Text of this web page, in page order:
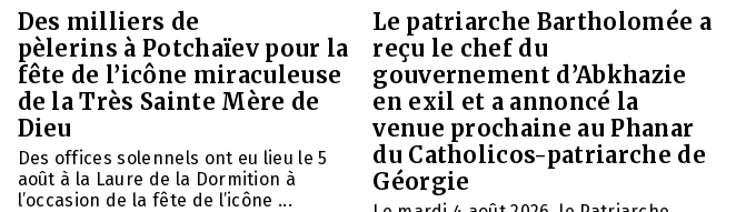
Des milliers de
pèlerins à Potchaïev pour la
fête de l’icône miraculeuse
de la Très Sainte Mère de
Dieu
Des offices solennels ont eu lieu le 5
août à la Laure de la Dormition à
l’occasion de la fête de l’icône ...
Le patriarche Bartholomée a
reçu le chef du
gouvernement d’Abkhazie
en exil et a annoncé la
venue prochaine au Phanar
du Catholicos-patriarche de
Géorgie